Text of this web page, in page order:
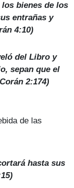
bienes de los
entrañas y
4:10)
del Libro y
sepan que el
2:174)
de las
hasta sus